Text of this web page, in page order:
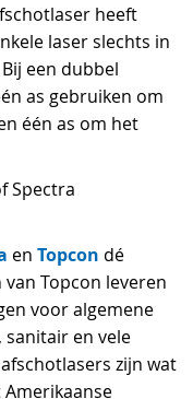
heeft
laser slechts in
een dubbel
as gebruiken om
één as om het
Spectra
en Topcon dé
Topcon leveren
voor algemene
en vele
zijn wat